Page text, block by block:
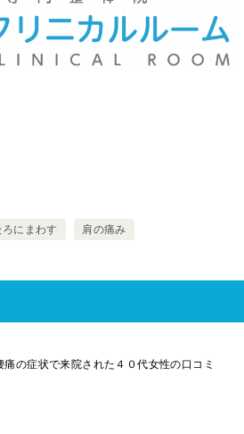
にまわす 肩の痛み
痛の症状で来院された４０代女性の口コミ